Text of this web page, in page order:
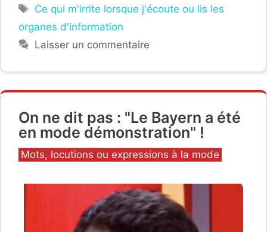
Étiquettes
Ce qui m'irrite lorsque j'écoute ou lis les
organes d'information
Laisser un commentaire
On ne dit pas : "Le Bayern a été
en mode démonstration" !
Catégories
Mots, locutions ou expressions à la mode